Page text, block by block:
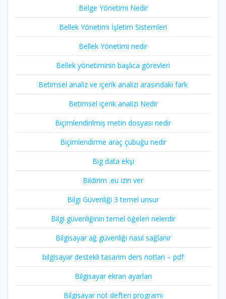
Belge Yönetimi Nedir
Bellek Yönetimi İşletim Sistemleri
Bellek Yönetimi nedir
Bellek yönetiminin başlıca görevleri
Betimsel analiz ve içerik analizi arasındaki fark
Betimsel içerik analizi Nedir
Biçimlendirilmiş metin dosyası nedir
Biçimlendirme araç çubuğu nedir
Big data ekşi
Bildirim .eu izin ver
Bilgi Güvenliği 3 temel unsur
Bilgi güvenliğinin temel öğeleri nelerdir
Bilgisayar ağ güvenliği nasıl sağlanır
bilgisayar destekli tasarim ders notları – pdf
Bilgisayar ekran ayarları
Bilgisayar not defteri programı